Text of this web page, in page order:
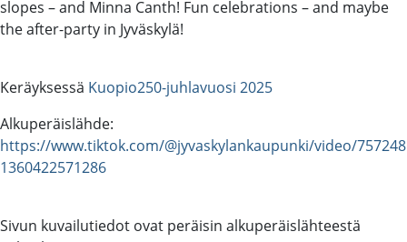
slopes – and Minna Canth! Fun celebrations – and maybe
the after-party in Jyväskylä!
Keräyksessä Kuopio250-juhlavuosi 2025
Alkuperäislähde:
https://www.tiktok.com/@jyvaskylankaupunki/video/757248
1360422571286
Sivun kuvailutiedot ovat peräisin alkuperäislähteestä